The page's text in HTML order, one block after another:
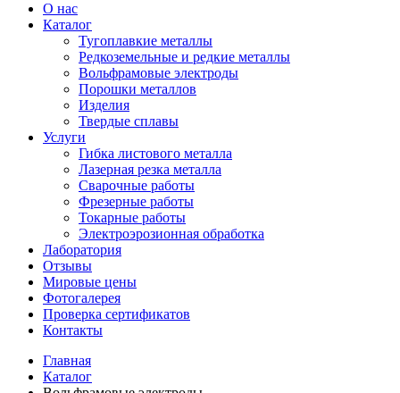
О нас
Каталог
Тугоплавкие металлы
Редкоземельные и редкие металлы
Вольфрамовые электроды
Порошки металлов
Изделия
Твердые сплавы
Услуги
Гибка листового металла
Лазерная резка металла
Сварочные работы
Фрезерные работы
Токарные работы
Электроэрозионная обработка
Лаборатория
Отзывы
Мировые цены
Фотогалерея
Проверка сертификатов
Контакты
Главная
Каталог